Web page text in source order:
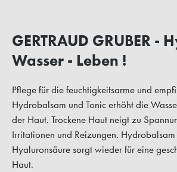
GERTRAUD GRUBER -
Wasser - Leben !
Pflege für die feuchtigkeitsarme und
Hydrobalsam und Tonic erhöht die
der Haut. Trockene Haut neigt zu
Irritationen und Reizungen.
Hyaluronsäure sorgt wieder für eine
Haut.